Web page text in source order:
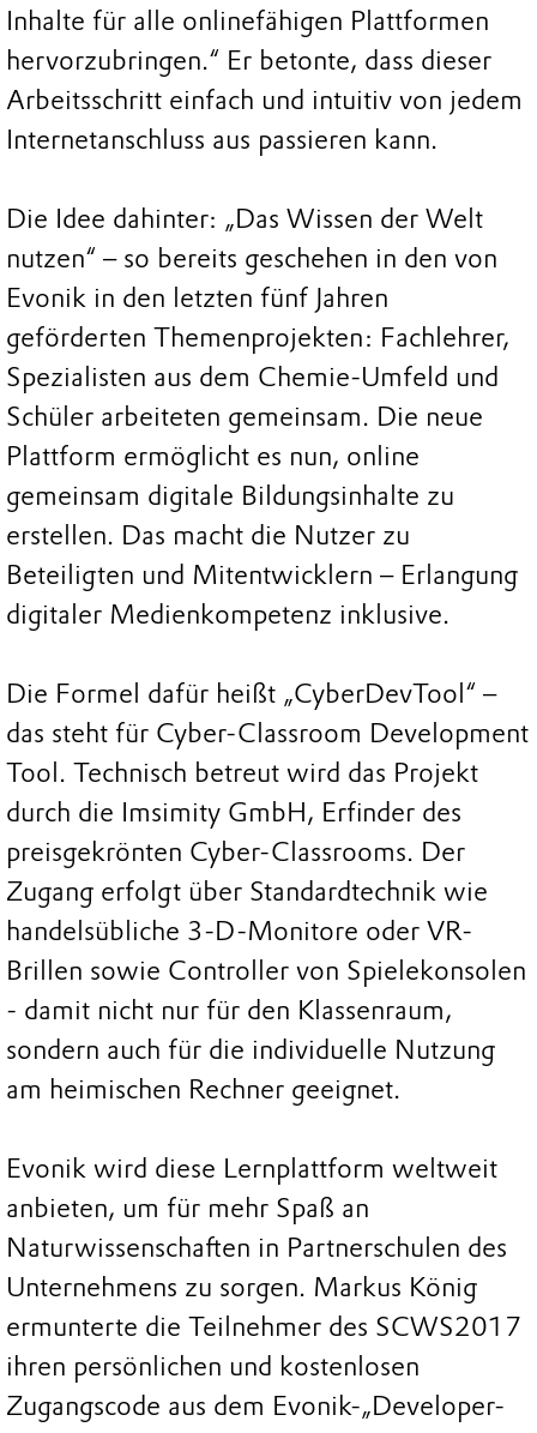
Inhalte für alle onlinefähigen Plattformen
hervorzubringen.“ Er betonte, dass dieser
Arbeitsschritt einfach und intuitiv von jedem
Internetanschluss aus passieren kann.
Die Idee dahinter: „Das Wissen der Welt
nutzen“ – so bereits geschehen in den von
Evonik in den letzten fünf Jahren
geförderten Themenprojekten: Fachlehrer,
Spezialisten aus dem Chemie-Umfeld und
Schüler arbeiteten gemeinsam. Die neue
Plattform ermöglicht es nun, online
gemeinsam digitale Bildungsinhalte zu
erstellen. Das macht die Nutzer zu
Beteiligten und Mitentwicklern – Erlangung
digitaler Medienkompetenz inklusive.
Die Formel dafür heißt „CyberDevTool“ –
das steht für Cyber-Classroom Development
Tool. Technisch betreut wird das Projekt
durch die Imsimity GmbH, Erfinder des
preisgekrönten Cyber-Classrooms. Der
Zugang erfolgt über Standardtechnik wie
handelsübliche 3-D-Monitore oder VR-
Brillen sowie Controller von Spielekonsolen
- damit nicht nur für den Klassenraum,
sondern auch für die individuelle Nutzung
am heimischen Rechner geeignet.
Evonik wird diese Lernplattform weltweit
anbieten, um für mehr Spaß an
Naturwissenschaften in Partnerschulen des
Unternehmens zu sorgen. Markus König
ermunterte die Teilnehmer des SCWS2017
ihren persönlichen und kostenlosen
Zugangscode aus dem Evonik-„Developer-